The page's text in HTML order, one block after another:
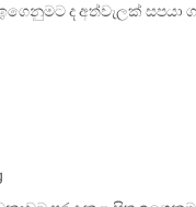
ද අත්වැලක් සපයා